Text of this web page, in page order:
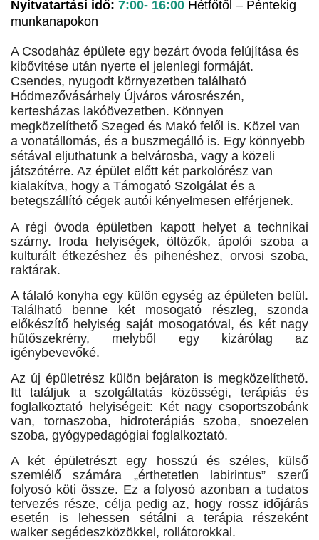
Nyitvatartási idő: 7:00- 16:00 Hétfőtől – Péntekig
munkanapokon
A Csodaház épülete egy bezárt óvoda felújítása és
kibővítése után nyerte el jelenlegi formáját.
Csendes, nyugodt környezetben található
Hódmezővásárhely Újváros városrészén,
kertesházas lakóövezetben. Könnyen
megközelíthető Szeged és Makó felől is. Közel van
a vonatállomás, és a buszmegálló is. Egy könnyebb
sétával eljuthatunk a belvárosba, vagy a közeli
játszótérre. Az épület előtt két parkolórész van
kialakítva, hogy a Támogató Szolgálat és a
betegszállító cégek autói kényelmesen elférjenek.
A régi óvoda épületben kapott helyet a technikai
szárny. Iroda helyiségek, öltözők, ápolói szoba a
kulturált étkezéshez és pihenéshez, orvosi szoba,
raktárak.
A tálaló konyha egy külön egység az épületen belül.
Található benne két mosogató részleg, szonda
előkészítő helyiség saját mosogatóval, és két nagy
hűtőszekrény, melyből egy kizárólag az
igénybevevőké.
Az új épületrész külön bejáraton is megközelíthető.
Itt találjuk a szolgáltatás közösségi, terápiás és
foglalkoztató helyiségeit: Két nagy csoportszobánk
van, tornaszoba, hidroterápiás szoba, snoezelen
szoba, gyógypedagógiai foglalkoztató.
A két épületrészt egy hosszú és széles, külső
szemlélő számára „érthetetlen labirintus” szerű
folyosó köti össze. Ez a folyosó azonban a tudatos
tervezés része, célja pedig az, hogy rossz időjárás
esetén is lehessen sétálni a terápia részeként
walker segédeszközökkel, rollátorokkal.